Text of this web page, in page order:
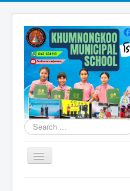
Search
...
Toggle
Navigation